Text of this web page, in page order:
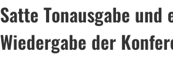
Satte Tonausgabe
Wiedergabe der